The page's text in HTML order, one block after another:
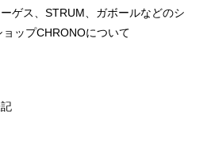
ゲス、STRUM、ガボールなどのシ
ップCHRONOについて